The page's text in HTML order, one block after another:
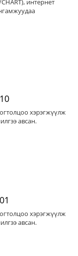
интернет
хэрэгжүүлж
авсан.
хэрэгжүүлж
авсан.